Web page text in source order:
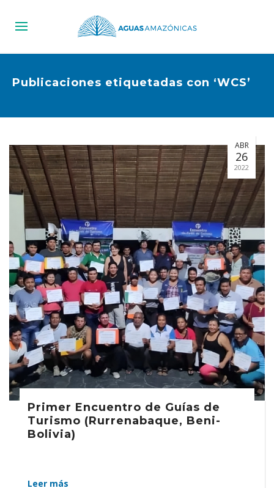
Publicaciones etiquetadas con ‘WCS’
ABR
26
2022
Primer Encuentro de Guías de
Turismo (Rurrenabaque, Beni-
Bolivia)
Leer más